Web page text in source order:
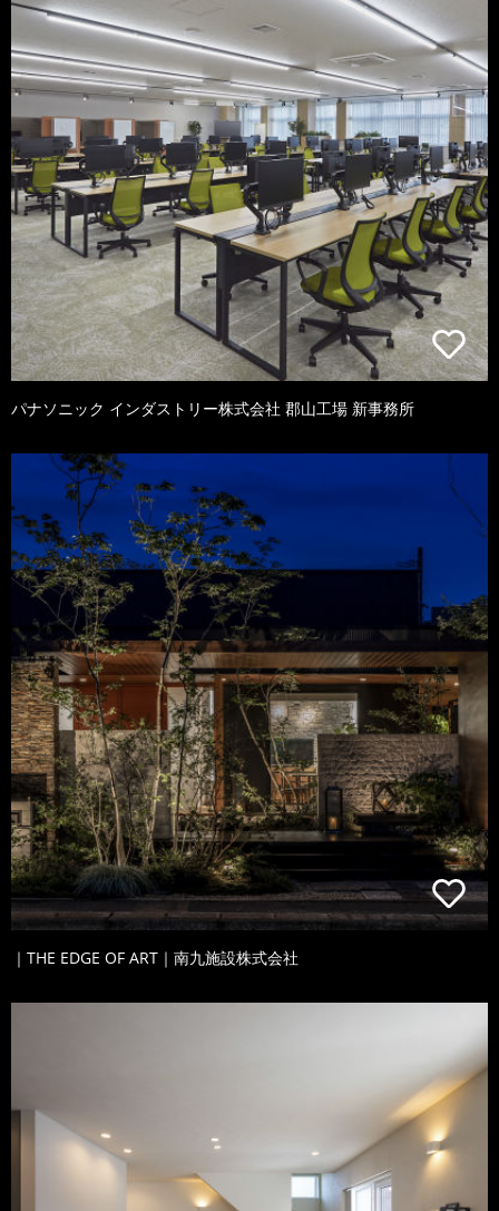
パナソニック インダストリー株式会社 郡山工場 新事務所
｜THE EDGE OF ART｜南九施設株式会社